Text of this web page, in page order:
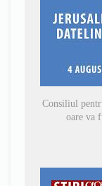
Consiliul
oare va